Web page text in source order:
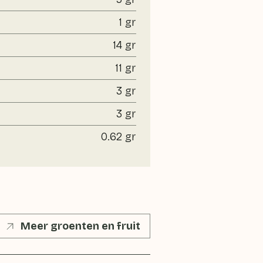
1 gr
14 gr
11 gr
3 gr
3 gr
0.62 gr
Meer groenten en fruit